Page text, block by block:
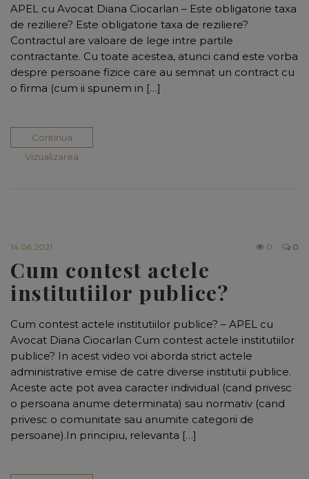
APEL cu Avocat Diana Ciocarlan – Este obligatorie taxa
de reziliere? Este obligatorie taxa de reziliere?
Contractul are valoare de lege intre partile
contractante. Cu toate acestea, atunci cand este vorba
despre persoane fizice care au semnat un contract cu
o firma (cum ii spunem in […]
Continua
Vizualizarea
14.06.2021 0
0
Cum contest actele
institutiilor publice?
Cum contest actele institutiilor publice? – APEL cu
Avocat Diana Ciocarlan Cum contest actele institutiilor
publice? In acest video voi aborda strict actele
administrative emise de catre diverse institutii publice.
Aceste acte pot avea caracter individual (cand privesc
o persoana anume determinata) sau normativ (cand
privesc o comunitate sau anumite categorii de
persoane).In principiu, relevanta […]